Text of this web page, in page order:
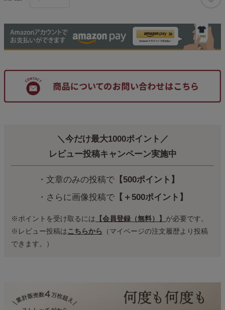
＼今だけ最大1000ポイント／
レビュー投稿キャンペーン実施中
・文章のみの投稿で【500ポイント】
・さらに画像投稿で【＋500ポイント】
※ポイントを受け取るには 【会員登録（無料）】 が必要です。
※レビュー投稿はこちらから （マイページの注文履歴より投稿
できます。）